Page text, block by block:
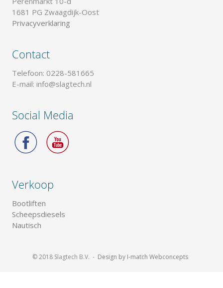
1681 PG Zwaagdijk-Oost
Privacyverklaring
Contact
Telefoon: 0228-581665
E-mail: info@slagtech.nl
Social Media
Verkoop
Bootliften
Scheepsdiesels
Nautisch
© 2018 Slagtech B.V. - Design by I-match Webconcepts